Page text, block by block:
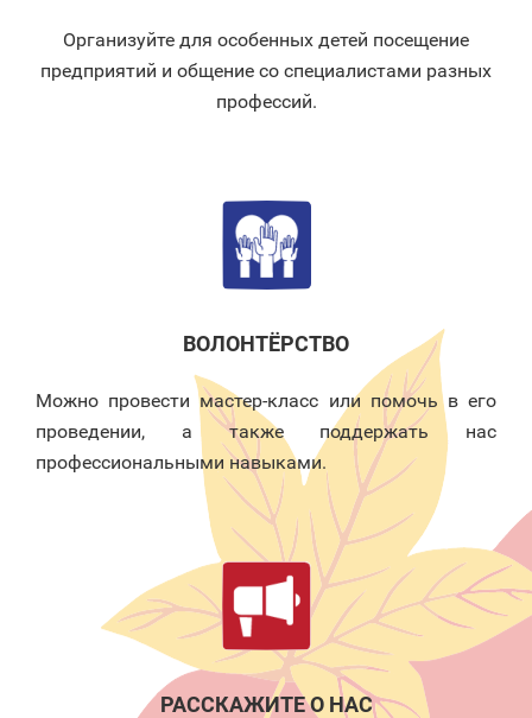
Организуйте для особенных детей посещение
предприятий и общение со специалистами разных
профессий.
ВОЛОНТЁРСТВО
Можно провести мастер-класс или помочь в его
проведении, а также поддержать нас
профессиональными навыками.
РАССКАЖИТЕ О НАС